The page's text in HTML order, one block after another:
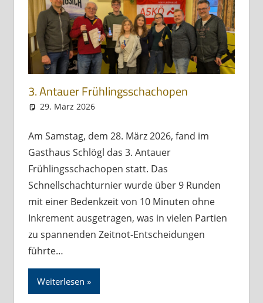
3. Antauer Frühlingsschachopen
29. März 2026
Am Samstag, dem 28. März 2026, fand im
Gasthaus Schlögl das 3. Antauer
Frühlingsschachopen statt. Das
Schnellschachturnier wurde über 9 Runden
mit einer Bedenkzeit von 10 Minuten ohne
Inkrement ausgetragen, was in vielen Partien
zu spannenden Zeitnot-Entscheidungen
führte…
Weiterlesen